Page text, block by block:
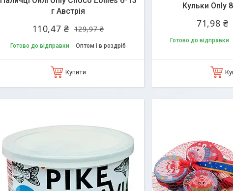
г Австрія
129,97 ₴
110,47 ₴
Готово до відправки Оптом і в роздріб
Купити
Кульки Only
71,98 ₴
Готово до відправки